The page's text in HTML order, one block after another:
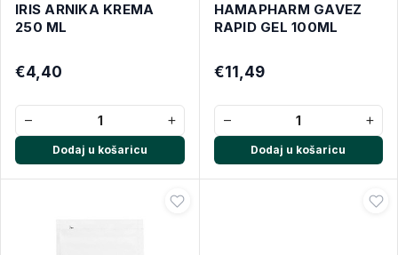
IRIS ARNIKA KREMA
250 ML
€4,40
− +
Dodaj u košaricu
HAMAPHARM GAVEZ
RAPID GEL 100ML
€11,49
− +
Dodaj u košaricu